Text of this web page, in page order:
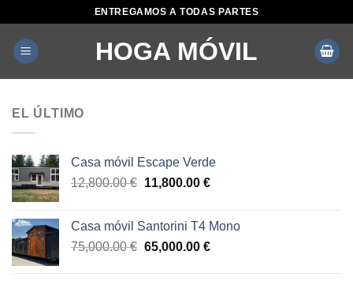
contenido
ENTREGAMOS A TODAS PARTES
HOGA MÓVIL
EL ÚLTIMO
Casa móvil Escape Verde
12,800.00€ El
era:
12,800.00 €.
11,800.00 €El
es:
11,800.00 €.
Casa móvil Santorini T4 Mono
75,000.00€ El
65,000.00 €El